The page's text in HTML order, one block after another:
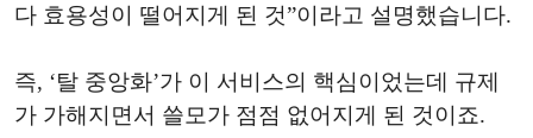
다 효용성이 떨어지게 된 것”이라고 설명했습니다.
즉, ‘탈 중앙화’가 이 서비스의 핵심이었는데 규제
가 가해지면서 쓸모가 점점 없어지게 된 것이죠.